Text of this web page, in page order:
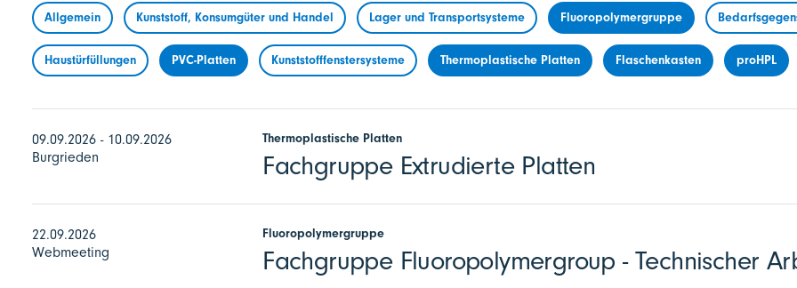
Allgemein Kunststoff, Konsumgüter und Handel Lager und Transportsysteme Fluoropolymergruppe
Haustürfüllungen PVC-Platten Kunststofffenstersysteme Thermoplastische Platten Flaschenkasten proHPL
09.09.2026 - 10.09.2026
Burgrieden
Thermoplastische Platten
Fachgruppe Extrudierte Platten
22.09.2026
Webmeeting
Fluoropolymergruppe
Fachgruppe Fluoropolymergroup - Technischer